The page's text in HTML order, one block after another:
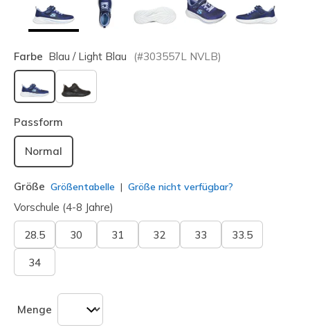
Farbe Blau / Light Blau (#303557L NVLB)
ausgewählt
Passform
Normal
Größe Größentabelle Größe nicht verfügbar?
Vorschule (4-8 Jahre)
28.5 30 31 32 33 33.5
34
Menge